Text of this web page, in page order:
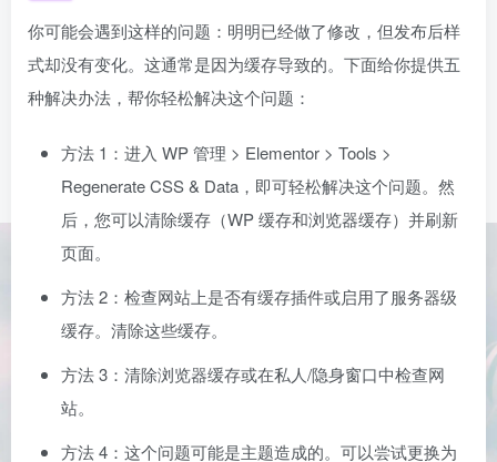
你可能会遇到这样的问题：明明已经做了修改，但发布后样
式却没有变化。这通常是因为缓存导致的。下面给你提供五
种解决办法，帮你轻松解决这个问题：
方法 1：进入 WP 管理 > Elementor > Tools >
Regenerate CSS & Data，即可轻松解决这个问题。然
后，您可以清除缓存（WP 缓存和浏览器缓存）并刷新
页面。
方法 2：检查网站上是否有缓存插件或启用了服务器级
缓存。清除这些缓存。
方法 3：清除浏览器缓存或在私人/隐身窗口中检查网
站。
方法 4：这个问题可能是主题造成的。可以尝试更换为